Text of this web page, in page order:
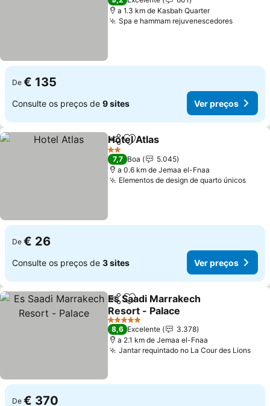
a 1.3 km de Kasbah Quarter
Spa e hammam rejuvenescedores
De € 135
Consulte os preços de 9 sites Ver preços
PartilharAdicionar aos favoritos
Hotel Atlas
2 Estrelas
7,7 Boa
5.045
a 0.6 km de Jemaa el-Fnaa
Elementos de design de quarto únicos
De € 26
Consulte os preços de 3 sites Ver preços
PartilharAdicionar aos favoritos
Es Saadi Marrakech
Resort - Palace
5 Estrelas
8,6 Excelente
3.378
a 2.1 km de Jemaa el-Fnaa
Jantar requintado no La Cour des Lions
De € 370